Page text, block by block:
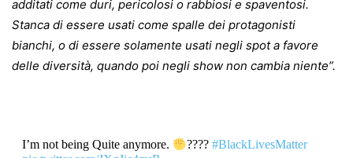
additati come duri, pericolosi o rabbiosi e spaventosi.
Stanca di essere usati come spalle dei protagonisti
bianchi, o di essere solamente usati negli spot a favore
delle diversità, quando poi negli show non cambia niente”.
I’m not being Quite anymore. ???? #BlackLivesMatter